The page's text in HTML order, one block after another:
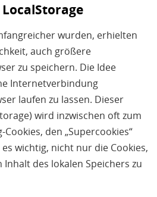
wurden, erhielten
auch größere
zu speichern. Die Idee
Internetverbindung
laufen zu lassen. Dieser
wird inzwischen oft zum
den „Supercookies“
wichtig, nicht nur die Cookies,
des lokalen Speichers zu